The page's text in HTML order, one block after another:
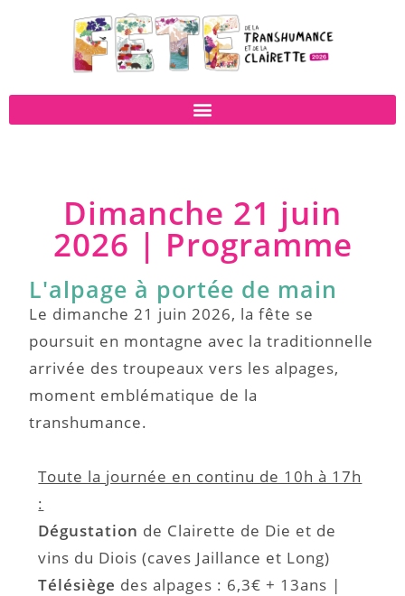
Dimanche 21 juin
2026 | Programme
L'alpage à portée de main
Le dimanche 21 juin 2026, la fête se
poursuit en montagne avec la traditionnelle
arrivée des troupeaux vers les alpages,
moment emblématique de la
transhumance.
Toute la journée en continu de 10h à 17h
:
Dégustation de Clairette de Die et de
vins du Diois (caves Jaillance et Long)
Télésiège des alpages : 6,3€ + 13ans |